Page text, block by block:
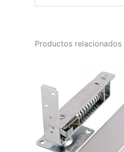
Productos relacionados